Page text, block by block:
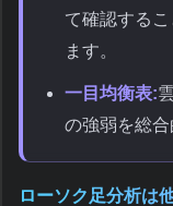
て確認する
ます。
一目均衡表:
の強弱を総合
ローソク足分析は